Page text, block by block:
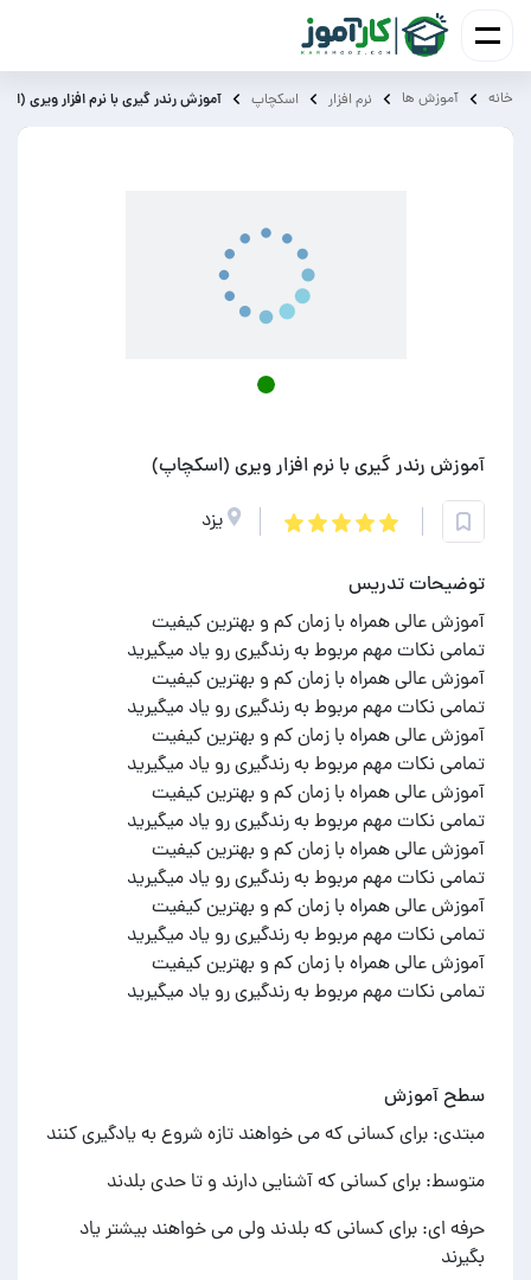
خانه آموزش ‌ها نرم افزار اسکچاپ آموزش رندر گیری با نرم افزار ویری
آموزش رندر گیری با نرم افزار ویری (اسکچاپ)
یزد
توضیحات تدریس
تمامی نکات مهم مربوط به رندگیری رو یاد میگیرید
سطح آموزش
مبتدی: برای کسانی که می خواهند تازه شروع به یادگیری کنند
متوسط: برای کسانی که آشنایی دارند و تا حدی بلدند
حرفه ای: برای کسانی که بلدند ولی می خواهند بیشتر یاد
بگیرند